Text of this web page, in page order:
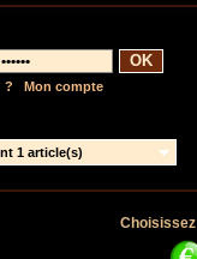
OK
? Mon compte
1 article(s)